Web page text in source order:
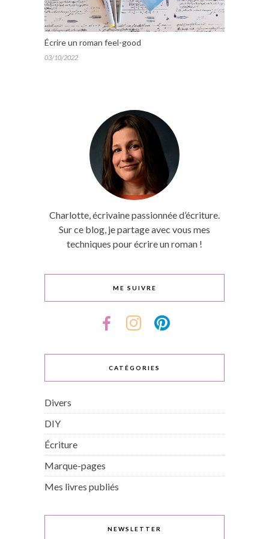
Écrire un roman feel-good
03/10/2022
Charlotte, écrivaine passionnée d’écriture.
Sur ce blog, je partage avec vous mes
techniques pour écrire un roman !
ME SUIVRE
CATÉGORIES
Divers
DIY
Écriture
Marque-pages
Mes livres publiés
NEWSLETTER